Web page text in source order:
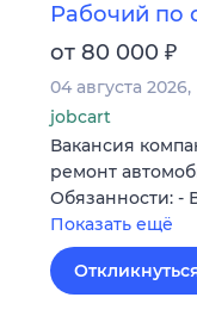
Рабочий по
от 80 000 ₽
04 августа 2026
jobcart
Вакансия
ремонт
Обязанности: -
Показать ещё